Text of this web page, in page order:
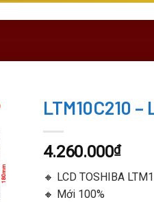
LTM10C210
4.260.000₫
🔸 LCD TOSHIBA
🔸 Mới 100%